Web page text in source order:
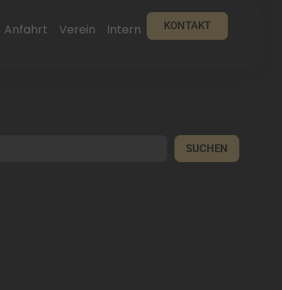
Anfahrt Verein Intern KONTAKT
SUCHEN